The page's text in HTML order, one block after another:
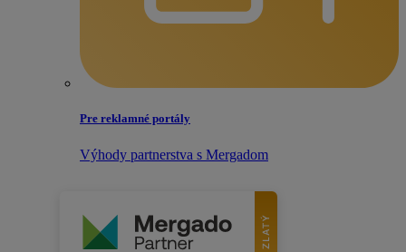
Pre reklamné portály
Výhody partnerstva s Mergadom